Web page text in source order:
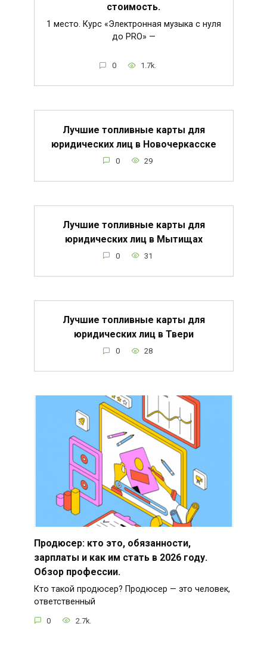
стоимость.
1 место. Курс «Электронная музыка с нуля
до PRO» —
0 1.7k.
Лучшие топливные карты для
юридических лиц в Новочеркасске
0 29
Лучшие топливные карты для
юридических лиц в Мытищах
0 31
Лучшие топливные карты для
юридических лиц в Твери
0 28
Продюсер: кто это, обязанности,
зарплаты и как им стать в 2026 году.
Обзор профессии.
Кто такой продюсер? Продюсер — это человек,
ответственный
0 2.7k.